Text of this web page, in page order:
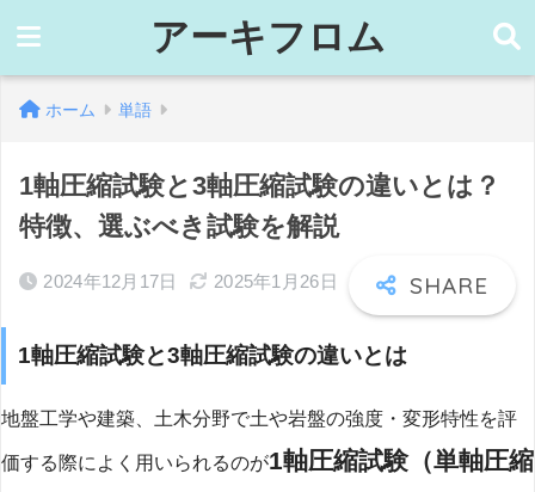
アーキフロム
ホーム 単語
1軸圧縮試験と3軸圧縮試験の違いとは？
特徴、選ぶべき試験を解説
2024年12月17日 2025年1月26日
1軸圧縮試験と3軸圧縮試験の違いとは
地盤工学や建築、土木分野で土や岩盤の強度・変形特性を評
価する際によく用いられるのが1軸圧縮試験（単軸圧縮